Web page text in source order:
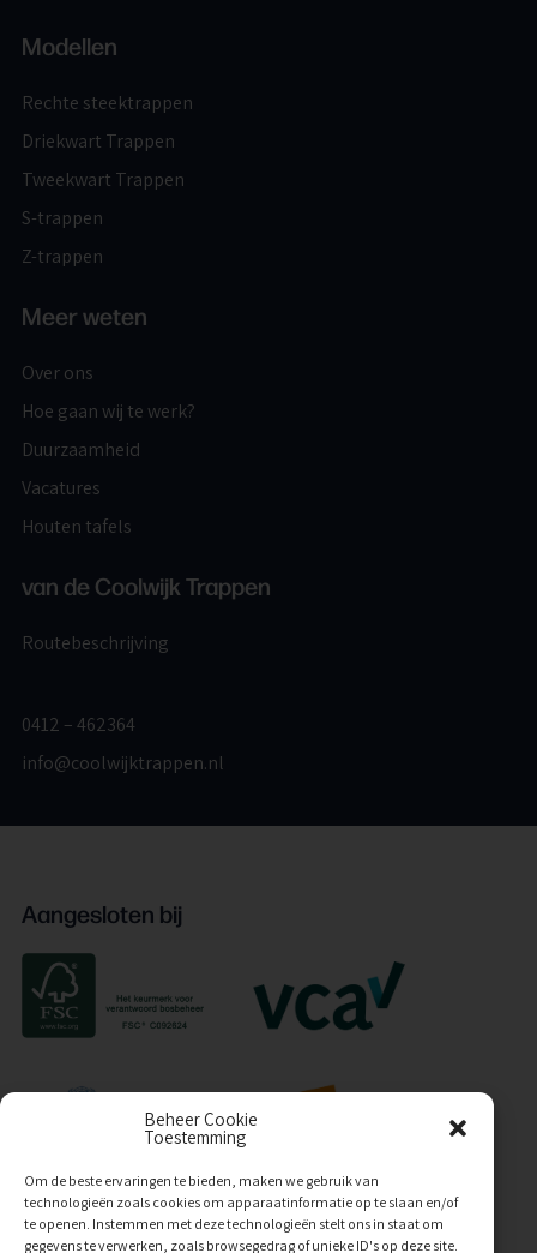
Beheer Cookie
Toestemming
Om de beste ervaringen te bieden, maken we gebruik van
technologieën zoals cookies om apparaatinformatie op te slaan en/of
te openen. Instemmen met deze technologieën stelt ons in staat om
gegevens te verwerken, zoals browsegedrag of unieke ID's op deze site.
Modellen
Rechte steektrappen
Driekwart Trappen
Tweekwart Trappen
S-trappen
Z-trappen
Meer weten
Over ons
Hoe gaan wij te werk?
Duurzaamheid
Vacatures
Houten tafels
van de Coolwijk Trappen
Routebeschrijving
0412 – 462364
info@coolwijktrappen.nl
Aangesloten bij